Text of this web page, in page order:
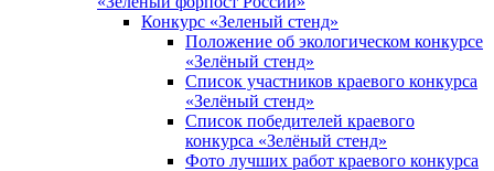
Конкурс «Зеленый стенд»
Положение об экологическом конкурсе
«Зелёный стенд»
Список участников краевого конкурса
«Зелёный стенд»
Список победителей краевого
конкурса «Зелёный стенд»
Фото лучших работ краевого конкурса